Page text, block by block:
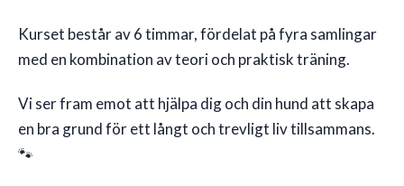
Kurset består av 6 timmar, fördelat på fyra samlingar
med en kombination av teori och praktisk träning.
Vi ser fram emot att hjälpa dig och din hund att skapa
en bra grund för ett långt och trevligt liv tillsammans.
🐾